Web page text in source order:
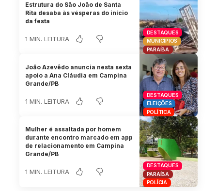
DESTAQUES
MUNICÍPIOS
PARAÍBA
Estrutura do São João de Santa
Rita desaba às vésperas do início
da festa
1 MIN. LEITURA
DESTAQUES
ELEIÇÕES
POLÍTICA
João Azevêdo anuncia nesta sexta
apoio a Ana Cláudia em Campina
Grande/PB
1 MIN. LEITURA
DESTAQUES
PARAÍBA
POLÍCIA
Mulher é assaltada por homem
durante encontro marcado em app
de relacionamento em Campina
Grande/PB
1 MIN. LEITURA